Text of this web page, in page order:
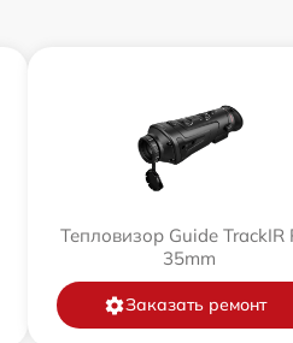
Тепловизор Guide TrackIR
35mm
Заказать ремонт